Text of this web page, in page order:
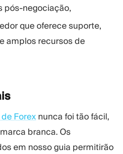
pós-negociação,
que oferece suporte,
amplos recursos de
Forex nunca foi tão fácil,
branca. Os
em nosso guia permitirão